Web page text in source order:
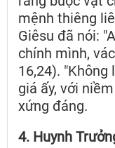
mệnh thiêng
Giêsu đã nói:
chính mình,
16,24).
giá ấy, với
xứng đáng.
4. Huynh